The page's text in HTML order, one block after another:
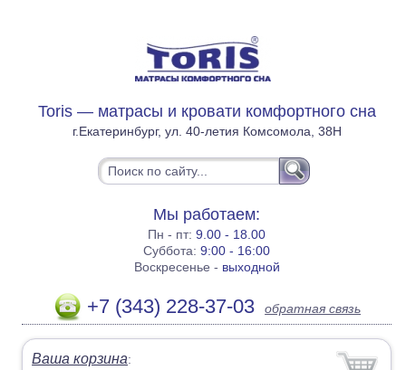
Toris — матрасы и кровати комфортного сна
г.Екатеринбург, ул. 40-летия Комсомола, 38Н
Мы работаем:
Пн - пт:9.00 - 18.00
Суббота:9:00 - 16:00
Воскресенье - выходной
+7 (343) 228-37-03 обратная связь
Ваша корзина: